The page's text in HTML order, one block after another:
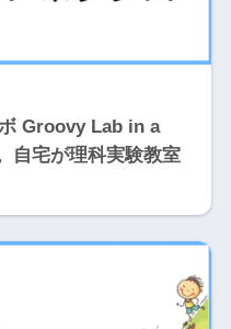
Groovy Lab in a
自宅が理科実験教室